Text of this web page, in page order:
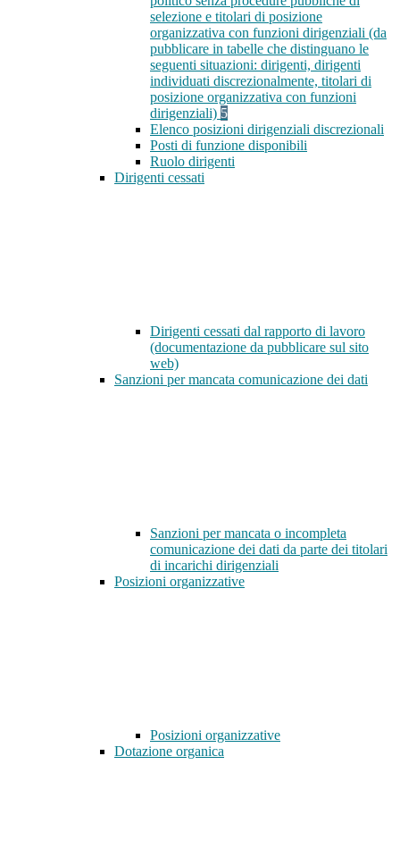
selezione e titolari di posizione
organizzativa con funzioni dirigenziali (da
pubblicare in tabelle che distinguano le
seguenti situazioni: dirigenti, dirigenti
individuati discrezionalmente, titolari di
posizione organizzativa con funzioni
dirigenziali) 5
Elenco posizioni dirigenziali discrezionali
Posti di funzione disponibili
Ruolo dirigenti
Dirigenti cessati
Dirigenti cessati dal rapporto di lavoro
(documentazione da pubblicare sul sito
web)
Sanzioni per mancata comunicazione dei dati
Sanzioni per mancata o incompleta
comunicazione dei dati da parte dei titolari
di incarichi dirigenziali
Posizioni organizzative
Posizioni organizzative
Dotazione organica